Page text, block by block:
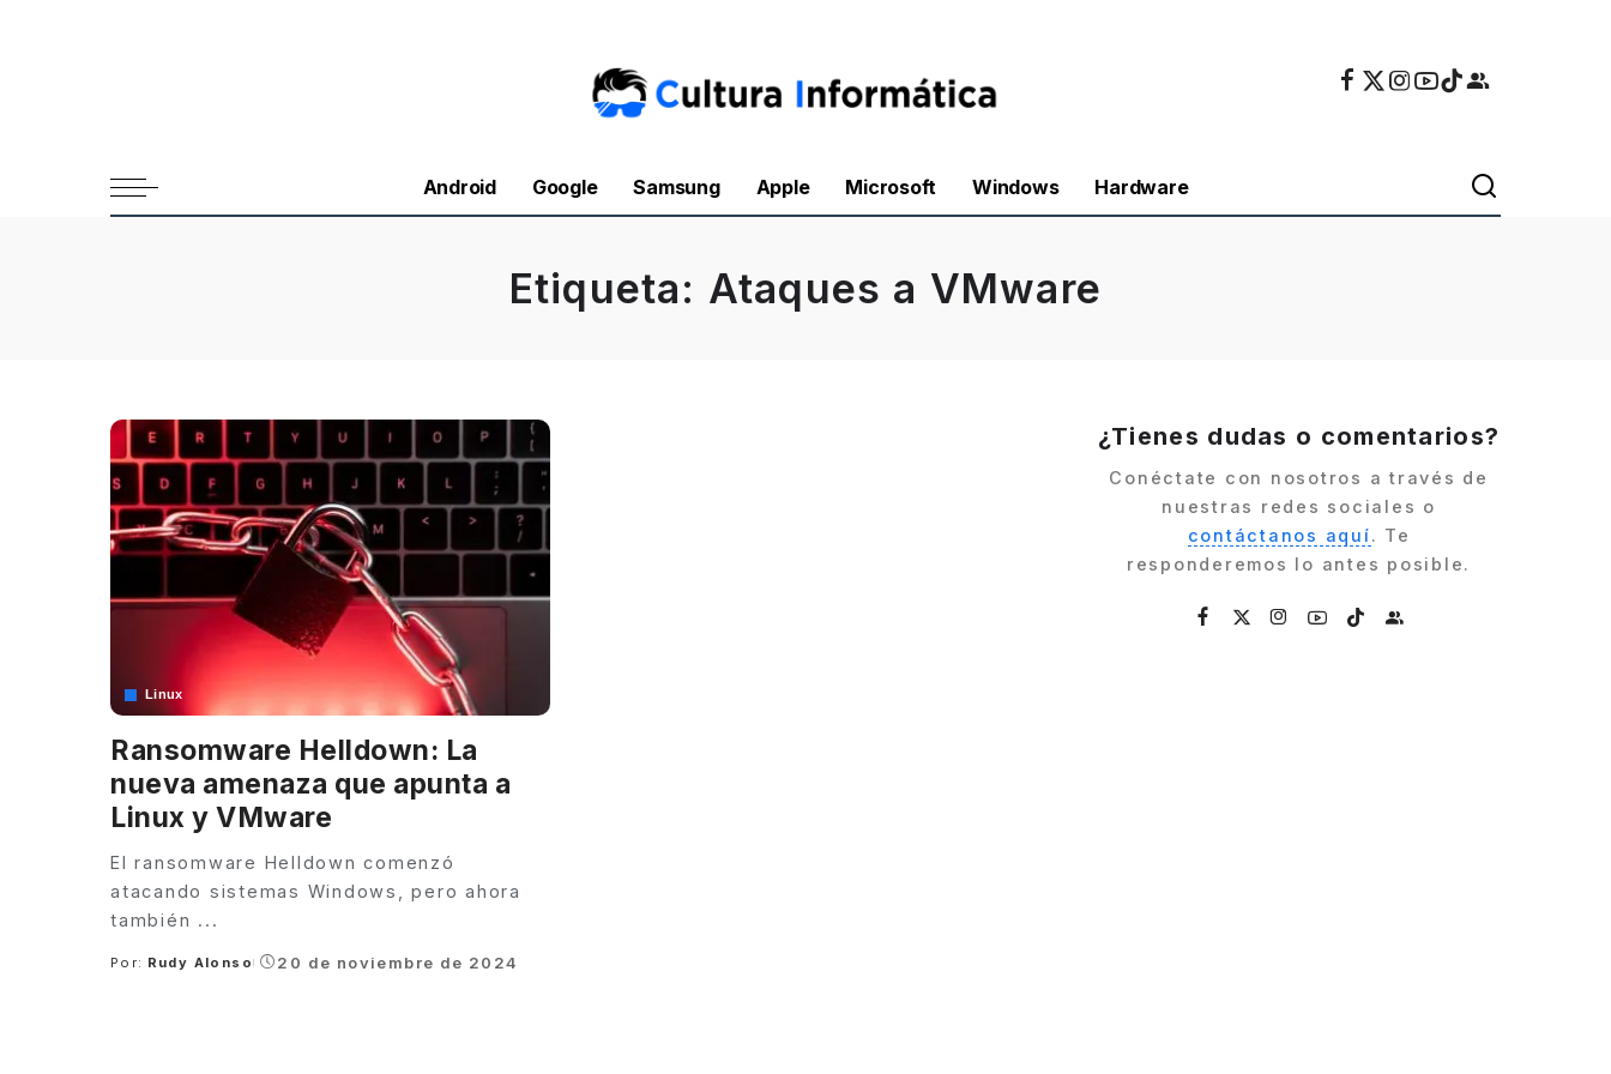
Android Google Samsung Apple Microsoft Windows Hardware
Etiqueta: Ataques a VMware
Linux
Ransomware Helldown: La
nueva amenaza que apunta a
Linux y VMware
El ransomware Helldown comenzó
atacando sistemas Windows, pero ahora
también ...
Posted
Por: Rudy Alonso 20 de noviembre de 2024
¿Tienes dudas o comentarios?
Conéctate con nosotros a través de
nuestras redes sociales o
contáctanos aquí. Te
responderemos lo antes posible.